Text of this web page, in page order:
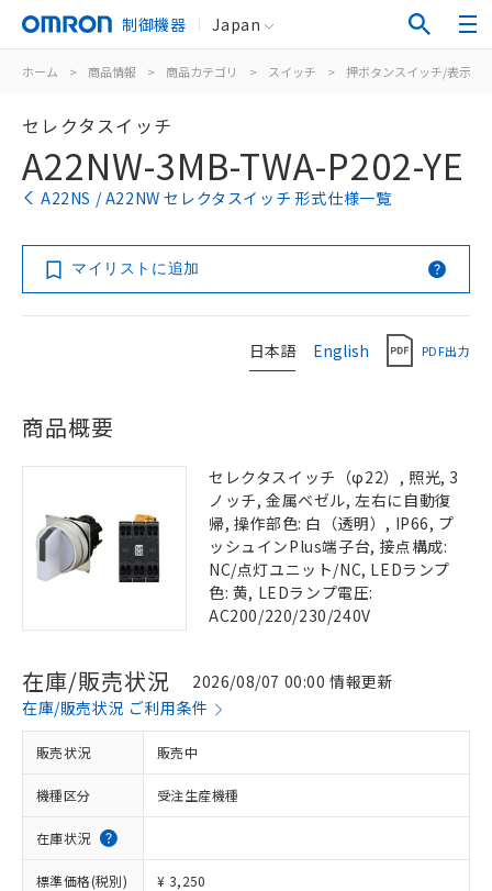
制御機器 Japan
ホーム > 商品情報 > 商品カテゴリ > スイッチ > 押ボタンスイッチ/表示灯
セレクタスイッチ
A22NW-3MB-TWA-P202-YE
A22NS / A22NW セレクタスイッチ 形式仕様一覧
マイリストに追加
日本語 English PDF出力
商品概要
セレクタスイッチ（φ22）, 照光, 3
ノッチ, 金属ベゼル, 左右に自動復
帰, 操作部色: 白（透明）, IP66, プ
ッシュインPlus端子台, 接点構成:
NC/点灯ユニット/NC, LEDランプ
色: 黄, LEDランプ電圧:
AC200/220/230/240V
在庫/販売状況
2026/08/07 00:00 情報更新
在庫/販売状況 ご利用条件
販売状況 販売中
機種区分 受注生産機種
在庫状況
標準価格(税別) ¥ 3,250